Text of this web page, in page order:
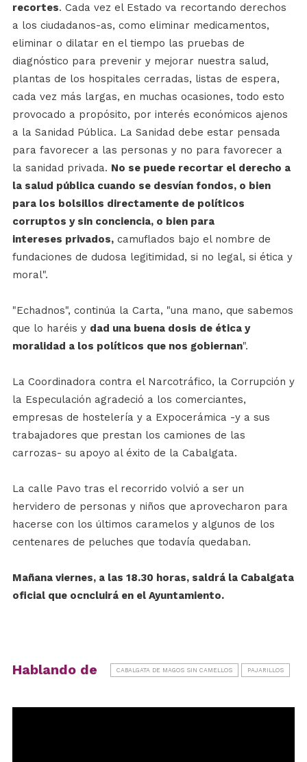
recortes. Cada vez el Estado va recortando derechos
a los ciudadanos-as, como eliminar medicamentos,
eliminar o dilatar en el tiempo las pruebas de
diagnóstico para prevenir y mejorar nuestra salud,
plantas de los hospitales cerradas, listas de espera,
cada vez más largas, en muchas ocasiones, todo esto
provocado a propósito, por interés económicos ajenos
a la Sanidad Pública. La Sanidad debe estar pensada
para favorecer a las personas y no para favorecer a
la sanidad privada. No se puede recortar el derecho a
la salud pública cuando se desvían fondos, o bien
para los bolsillos directamente de políticos
corruptos y sin conciencia, o bien para
intereses privados,camuflados bajo el nombre de
fundaciones de dudosa legitimidad, si no legal, si ética y
moral".
"Echadnos", continúa la Carta, "una mano, que sabemos
que lo haréis y dad una buena dosis de ética y
moralidad a los políticos que nos gobiernan".
La Coordinadora contra el Narcotráfico, la Corrupción y
la Especulación agradeció a los comerciantes,
empresas de hostelería y a Expocerámica -y a sus
trabajadores que prestan los camiones de las
carrozas- su apoyo al éxito de la Cabalgata.
La calle Pavo tras el recorrido volvió a ser un
hervidero de personas y niños que aprovecharon para
hacerse con los últimos caramelos y algunos de los
centenares de peluches que todavía quedaban.
Mañana viernes, a las 18.30 horas, saldrá la Cabalgata
oficial que ocncluirá en el Ayuntamiento.
Hablando de CABALGATA DE MAGOS SIN CAMELLOS PAJARILLOS